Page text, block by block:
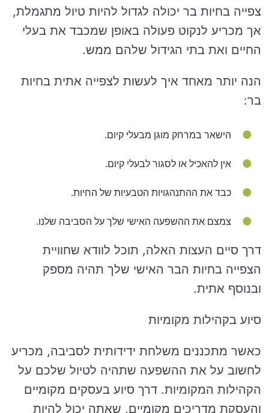
צפייה בחיות בר יכולה לגדול להיות טיול מתגמלת,
אך מכריע לנקוט פעולה באופן שמכבד את בעלי
החיים ואת בתי הגידול שלהם ממש.
הנה יותר מאחד איך לעשות לצפייה אתית בחיות
בר:
הישאר במרחק מוגן מבעלי קיום.
אין להאכיל או לסגור לבעלי קיום.
כבד את ההתנהגויות הטבעיות של החיות.
צמצם את ההשפעה האישי שלך על הסביבה שלנו.
דרך סיים העצות האלה, תוכל לוודא שחוויית
הצפייה בחיות הבר האישי שלך תהיה מספק
ובנוסף אתית.
סיוע בקהילות מקומיות
כאשר מתכננים משלחת ידידותית לסביבה, מכריע
לחשוב על את ההשפעה שתהיה לטיול שלכם על
הקהילות המקומיות. דרך סיוע בעסקים מקומיים
והעסקת מדריכים מקומיים, שאתה יכול להיות